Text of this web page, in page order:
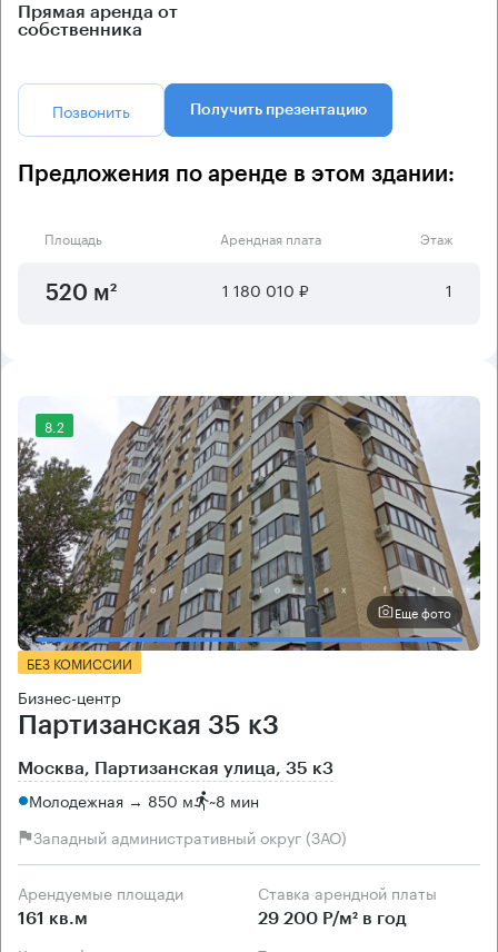
Прямая аренда от
собственника
Позвонить Получить презентацию
Предложения по аренде в этом здании:
Площадь Арендная плата Этаж
520 м² 1 180 010 ₽ 1
8.2
Еще фото
БЕЗ КОМИССИИ
Бизнес-центр
Партизанская 35 к3
Москва, Партизанская улица, 35 к3
Молодежная → 850 м ~8 мин
Западный административный округ (ЗАО)
Арендуемые площади
161 кв.м
Ставка арендной платы
29 200 Р/м² в год